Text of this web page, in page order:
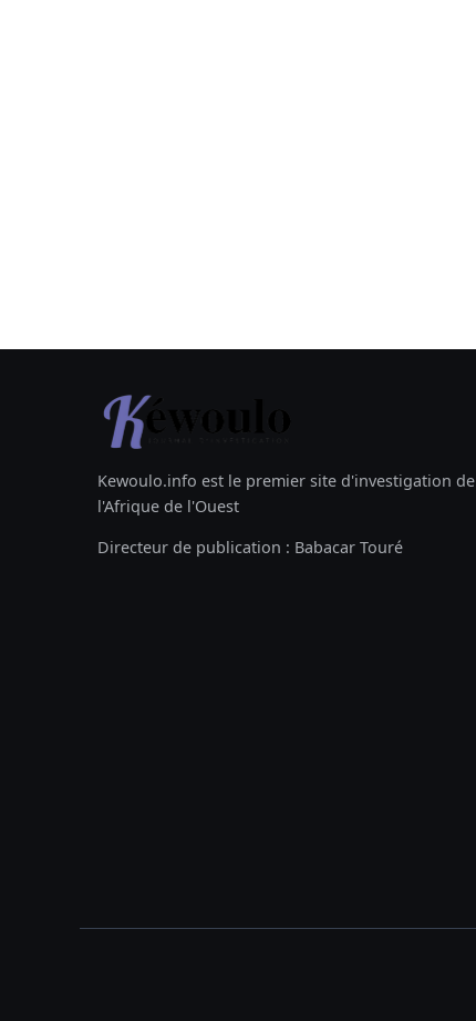
Kewoulo.info est le premier site d'investigation de
l'Afrique de l'Ouest
Directeur de publication : Babacar Touré